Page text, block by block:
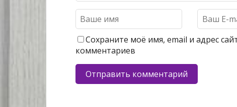
Сохраните моё имя, email и адрес
комментариев